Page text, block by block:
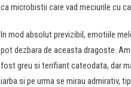
ca microbistii care vad meciurile cu
In mod absolut previzibil, emotiile
pot dezbara de aceasta dragoste.
fost greu si terifiant cateodata, dar
iarba si pe urma se mirau admirativ,